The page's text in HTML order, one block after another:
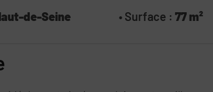
de-Seine • Surface :77 m²